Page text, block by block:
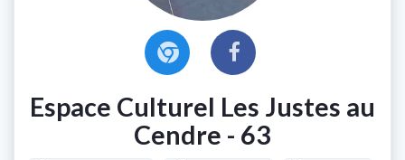
Espace Culturel Les Justes au
Cendre - 63